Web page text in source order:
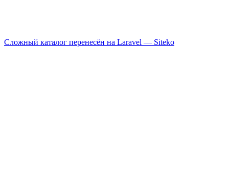
Сложный каталог перенесён на Laravel — Siteko